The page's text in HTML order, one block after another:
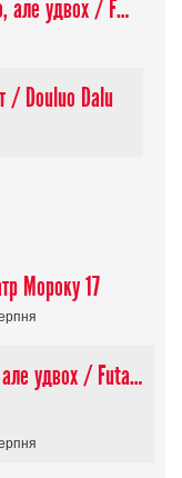
Кемпінґ на одного, але удвох / Futari Solo Camp
/ Douluo Dalu
Мороку 17
Кемпінґ на одного, але удвох / Futari Solo Camp